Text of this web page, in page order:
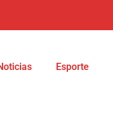
Esporte